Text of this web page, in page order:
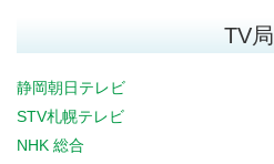
TV局
静岡朝日テレビ
STV札幌テレビ
NHK 総合